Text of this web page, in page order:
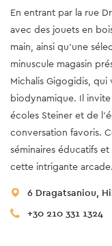
En entrant par la rue
avec des jouets en
main, ainsi qu'une
minuscule magasin
Michalis Gigogidis,
biodynamique. Il
écoles Steiner et de
conversation favoris.
séminaires éducatifs
cette intrigante arcade.
6 Dragatsaniou,
+30 210 331 1324